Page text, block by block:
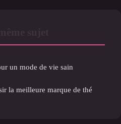
un mode de vie sain
la meilleure marque de thé